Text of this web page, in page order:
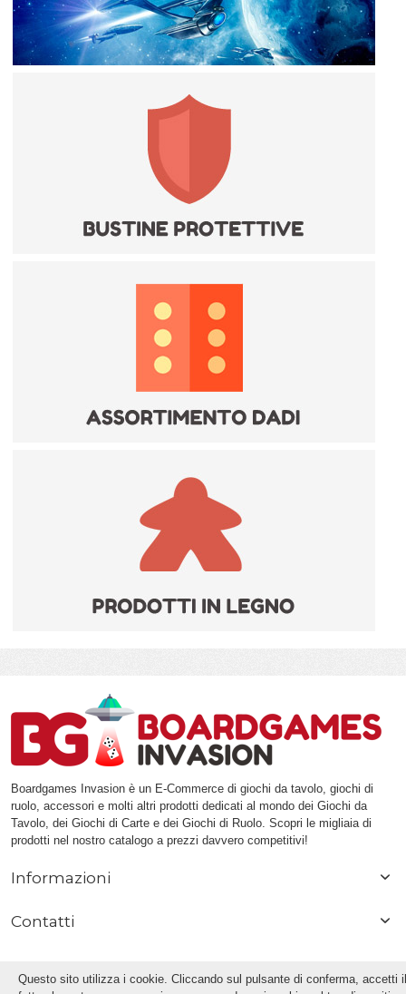
Questo sito utilizza i cookie. Cliccando sul pulsante di conferma, accetti il
Boardgames Invasion è un E-Commerce di giochi da tavolo, giochi di
ruolo, accessori e molti altri prodotti dedicati al mondo dei Giochi da
Tavolo, dei Giochi di Carte e dei Giochi di Ruolo. Scopri le migliaia di
prodotti nel nostro catalogo a prezzi davvero competitivi!
Informazioni
Contatti